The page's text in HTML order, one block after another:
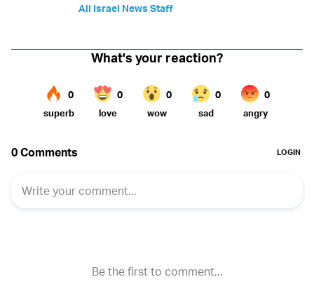
All Israel News Staff